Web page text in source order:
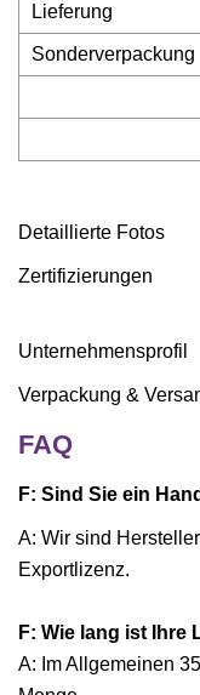
Lieferung
Sonderverpackung
Detaillierte Fotos
Zertifizierungen
Unternehmensprofil
Verpackung &
FAQ
F: Sind Sie ein
A: Wir sind
Exportlizenz.
F: Wie lang ist Ihre
A: Im Allgemeinen